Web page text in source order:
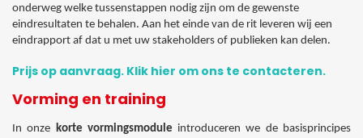
onderweg welke tussenstappen nodig zijn om de gewenste
eindresultaten te behalen. Aan het einde van de rit leveren wij een
eindrapport af dat u met uw stakeholders of publieken kan delen.
Prijs op aanvraag. Klik hier om ons te contacteren.
Vorming en training
In onze korte vormingsmodule introduceren we de basisprincipes